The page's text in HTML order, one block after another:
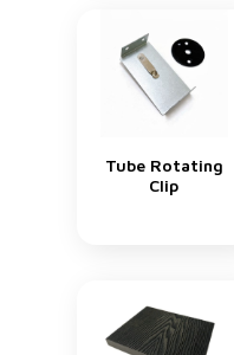
Tube Rotating
Clip